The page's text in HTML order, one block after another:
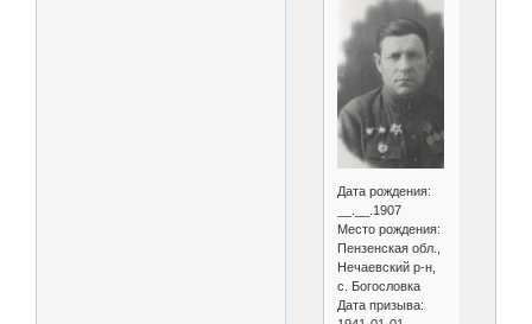
Дата рождения:
__.__.1907
Место рождения:
Пензенская обл.,
Нечаевский р-н,
с. Богословка
Дата призыва: